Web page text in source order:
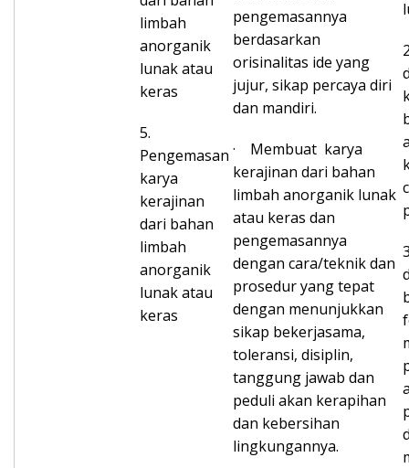
limbah
anorganik
lunak atau
keras
5.
Pengemasan
karya
kerajinan
dari bahan
limbah
anorganik
lunak atau
keras
pengemasannya
berdasarkan
orisinalitas ide yang
jujur, sikap percaya diri
dan mandiri.
· Membuat karya
kerajinan dari bahan
limbah anorganik lunak
atau keras dan
pengemasannya
dengan cara/teknik dan
prosedur yang tepat
dengan menunjukkan
sikap bekerjasama,
toleransi, disiplin,
tanggung jawab dan
peduli akan kerapihan
dan kebersihan
lingkungannya.